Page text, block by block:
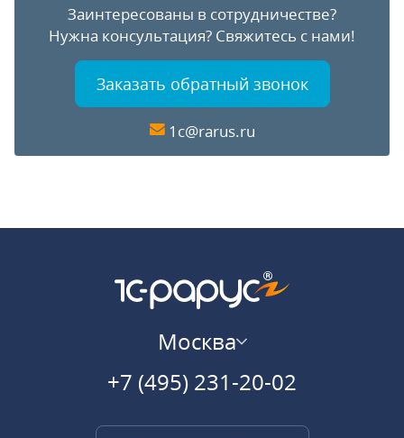
Заинтересованы в сотрудничестве?
Нужна консультация? Свяжитесь с нами!
Заказать обратный звонок
1c@rarus.ru
Москва
+7 (495) 231-20-02